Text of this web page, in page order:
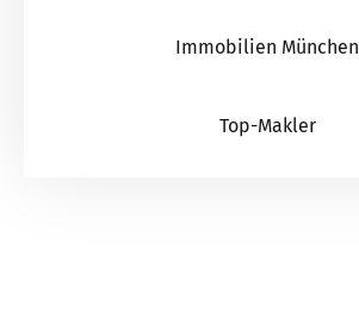
Immobilien München
Top-Makler